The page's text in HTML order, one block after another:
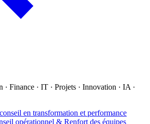
· Finance · IT · Projets · Innovation · IA ·
en transformation et performance
opérationnel & Renfort des équipes